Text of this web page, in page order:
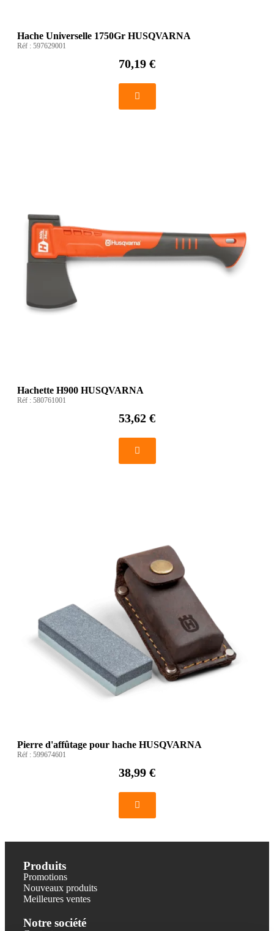
Hache Universelle 1750Gr HUSQVARNA
Réf : 597629001
70,19 €
Hachette H900 HUSQVARNA
Réf : 580761001
53,62 €
Pierre d'affûtage pour hache HUSQVARNA
Réf : 599674601
38,99 €
Produits
Promotions
Nouveaux produits
Meilleures ventes
Notre société